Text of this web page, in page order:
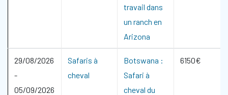
travail dans
un ranch en
Arizona
29/08/2026
-
05/09/2026
Safaris à
cheval
Botswana :
Safari à
cheval du
6150€